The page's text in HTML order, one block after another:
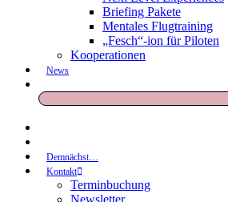
Briefing Pakete
Mentales Flugtraining
„Fesch“-ion für Piloten
Kooperationen
News
Demnächst…
Kontakt
Terminbuchung
Newsletter